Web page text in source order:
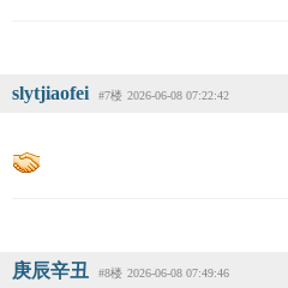
slytjiaofei #7楼 2026-06-08 07:22:42
庚辰辛丑 #8楼 2026-06-08 07:49:46